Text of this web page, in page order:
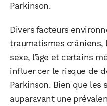
Parkinson.
Divers facteurs
traumatismes crâniens,
sexe, l’âge et certains
influencer le risque de
Parkinson. Bien que
auparavant une